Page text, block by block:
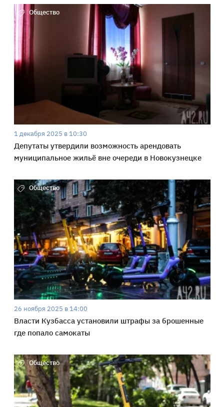
Общество
1 декабря 2025 в 10:30
Депутаты утвердили возможность арендовать
муниципальное жильё вне очереди в Новокузнецке
Общество
26 ноября 2025 в 14:00
Власти Кузбасса установили штрафы за брошенные
где попало самокаты
Общество